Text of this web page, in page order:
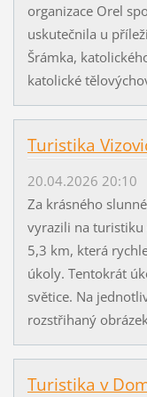
organizace Orel
uskutečnila u
Šrámka,
katolické
Turistika
20.04.2026 20:10
Za krásného
vyrazili na turistiku
5,3 km, která
úkoly. Tentokrát
světice. Na
rozstřihaný
Turistika v